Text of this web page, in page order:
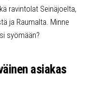
ravintolat Seinäjoelta,
ja Raumalta. Minne
syömään?
asiakas